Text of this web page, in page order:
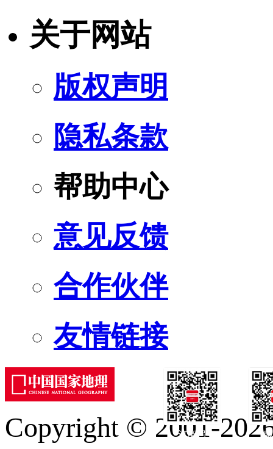
关于网站
版权声明
隐私条款
帮助中心
意见反馈
合作伙伴
友情链接
订阅号
Copyright © 2001-